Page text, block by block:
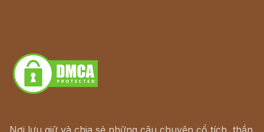
Nơi lưu giữ và chia sẻ những câu chuyện cổ tích, thần